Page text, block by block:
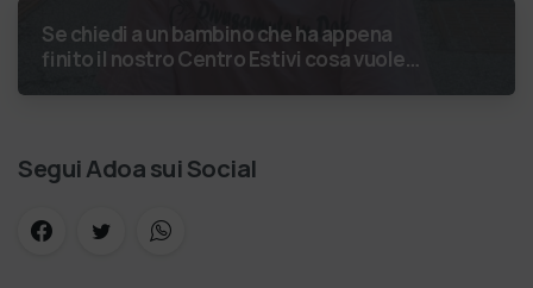
Se chiedi a un bambino che ha appena
finito il nostro Centro Estivi cosa vuole
Segui Adoa sui Social